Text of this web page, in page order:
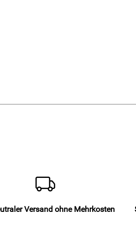
Versand ohne Mehrkosten